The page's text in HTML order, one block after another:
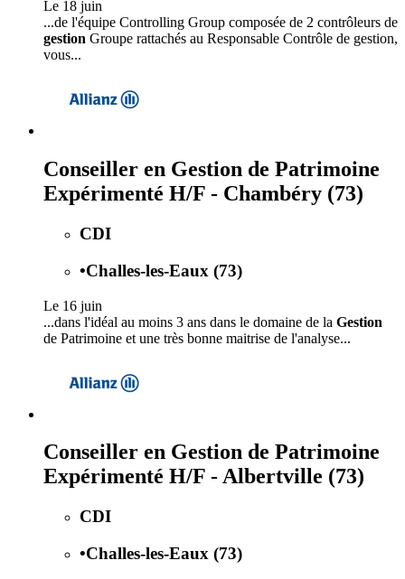
Le 18 juin
...de l'équipe Controlling Group composée de 2 contrôleurs de
gestion Groupe rattachés au Responsable Contrôle de gestion,
vous...
Conseiller en Gestion de Patrimoine
Expérimenté H/F - Chambéry (73)
CDI
•Challes-les-Eaux (73)
Le 16 juin
...dans l'idéal au moins 3 ans dans le domaine de la Gestion
de Patrimoine et une très bonne maitrise de l'analyse...
Conseiller en Gestion de Patrimoine
Expérimenté H/F - Albertville (73)
CDI
•Challes-les-Eaux (73)